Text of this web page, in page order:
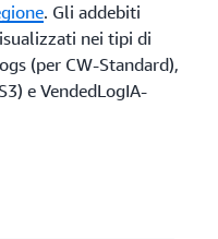
. Gli addebiti
nei tipi di
(per CW-Standard),
e VendedLogIA-